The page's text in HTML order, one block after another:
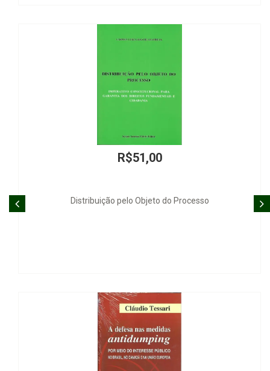
R$45,00
Elementos de Filosofia Constitucional